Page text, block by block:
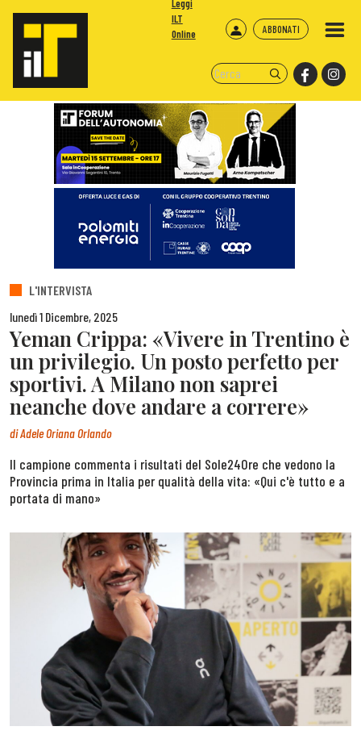
ABBONATI
Leggi
ILT
Online
L'INTERVISTA
lunedì 1 Dicembre, 2025
Yeman Crippa: «Vivere in Trentino è
un privilegio. Un posto perfetto per
sportivi. A Milano non saprei
neanche dove andare a correre»
diAdele Oriana Orlando
Il campione commenta i risultati del Sole24Ore che vedono la
Provincia prima in Italia per qualità della vita: «Qui c'è tutto e a
portata di mano»